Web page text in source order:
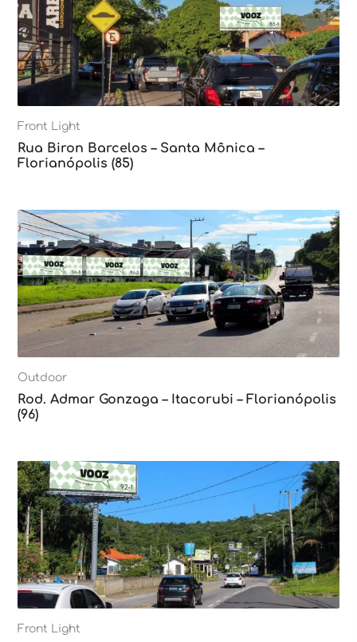
Front Light
Rua Biron Barcelos – Santa Mônica –
Florianópolis (85)
Outdoor
Rod. Admar Gonzaga – Itacorubi – Florianópolis
(96)
Front Light